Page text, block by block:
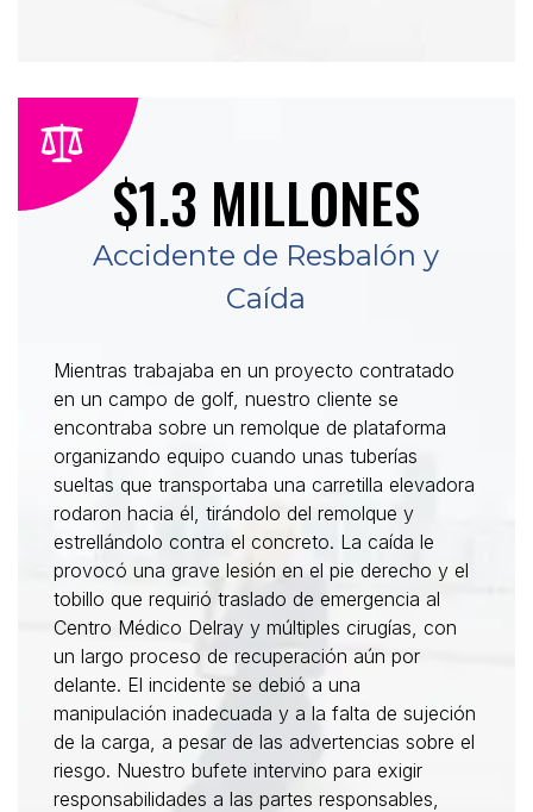
$1.3 MILLONES
Accidente de Resbalón y
Caída
Mientras trabajaba en un proyecto contratado
en un campo de golf, nuestro cliente se
encontraba sobre un remolque de plataforma
organizando equipo cuando unas tuberías
sueltas que transportaba una carretilla elevadora
rodaron hacia él, tirándolo del remolque y
estrellándolo contra el concreto. La caída le
provocó una grave lesión en el pie derecho y el
tobillo que requirió traslado de emergencia al
Centro Médico Delray y múltiples cirugías, con
un largo proceso de recuperación aún por
delante. El incidente se debió a una
manipulación inadecuada y a la falta de sujeción
de la carga, a pesar de las advertencias sobre el
riesgo. Nuestro bufete intervino para exigir
responsabilidades a las partes responsables,